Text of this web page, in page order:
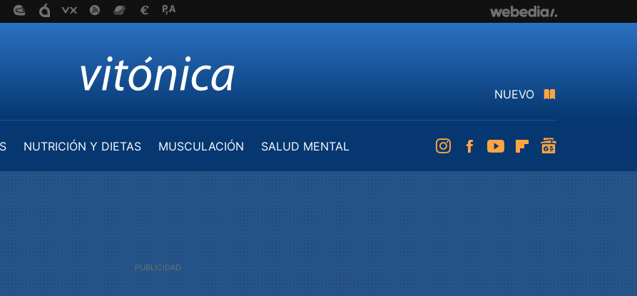
NUEVO
NUTRICIÓN Y DIETAS MUSCULACIÓN
SALUD MENTAL
InstagramFacebookYoutubeFlipboard